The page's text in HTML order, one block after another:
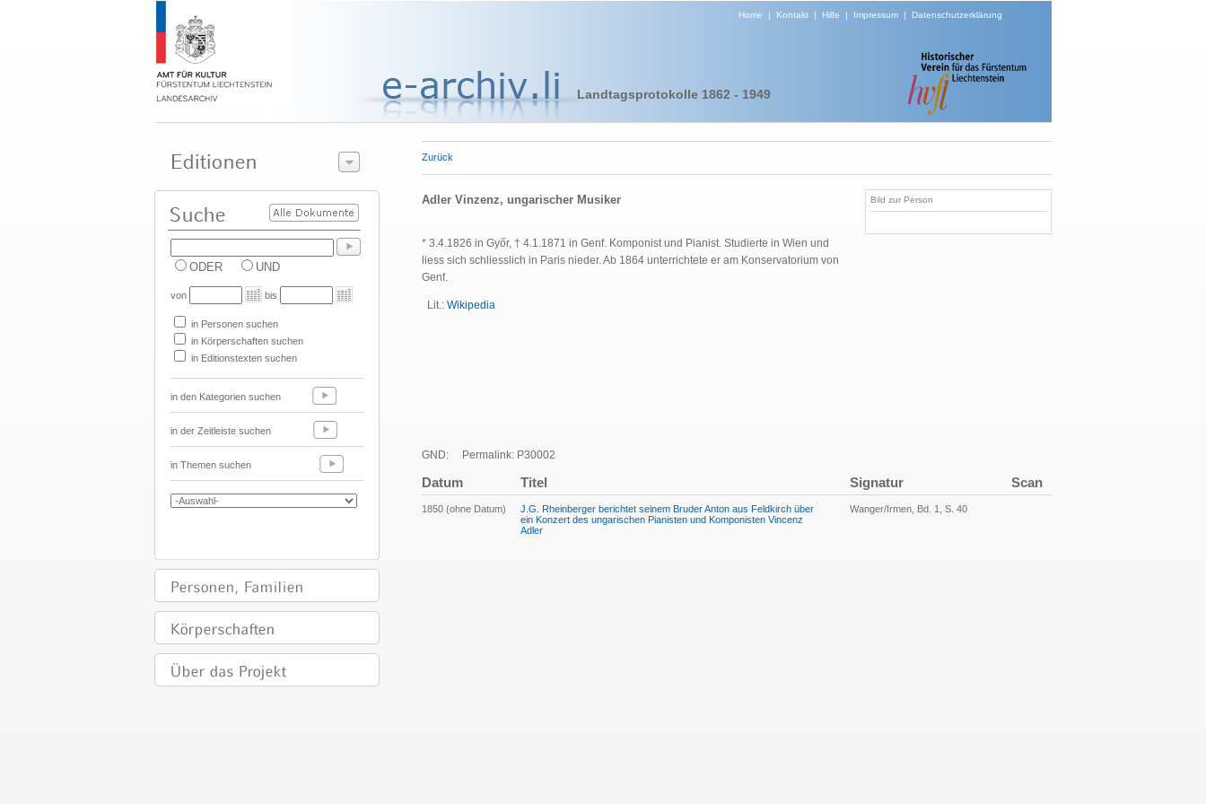
Home | Kontakt| Hilfe | Impressum| Datenschutzerklärung
Landtagsprotokolle 1862 - 1949
ODER UND
von bis
in Personen suchen
in Körperschaften suchen
in Editionstexten suchen
in den Kategorien suchen
in der Zeitleiste suchen
in Themen suchen
Zurück
Adler Vinzenz, ungarischer Musiker
* 3.4.1826 in Győr, † 4.1.1871 in Genf. Komponist und Pianist. Studierte in Wien und
liess sich schliesslich in Paris nieder. Ab 1864 unterrichtete er am Konservatorium von
Genf.
Lit.: Wikipedia
GND: Permalink: P30002
Bild zur Person
Datum Titel Signatur Scan
1850 (ohne Datum)
J.G. Rheinberger berichtet seinem Bruder Anton aus Feldkirch über
ein Konzert des ungarischen Pianisten und Komponisten Vincenz
Adler
Wanger/Irmen, Bd. 1, S. 40